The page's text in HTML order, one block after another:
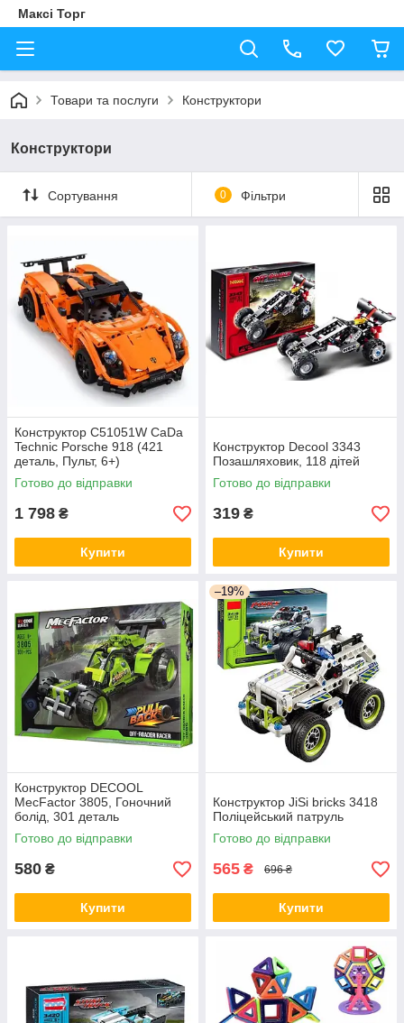
Максі Торг
Товари та послуги Конструктори
Конструктори
Сортування 0 Фільтри
Конструктор C51051W CaDa
Technic Porsche 918 (421
деталь, Пульт, 6+)
Готово до відправки
1 798 ₴
Купити
Конструктор Decool 3343
Позашляховик, 118 дітей
Готово до відправки
319 ₴
Купити
Конструктор DECOOL
MecFactor 3805, Гоночний
болід, 301 деталь
Готово до відправки
580 ₴
Купити
–19%
Конструктор JiSi bricks 3418
Поліцейський патруль
Готово до відправки
565 ₴ 696 ₴
Купити